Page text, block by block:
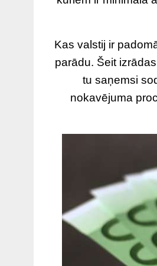
Kas valstij ir
parādu. Šeit
tu saņemsi
nokavējuma